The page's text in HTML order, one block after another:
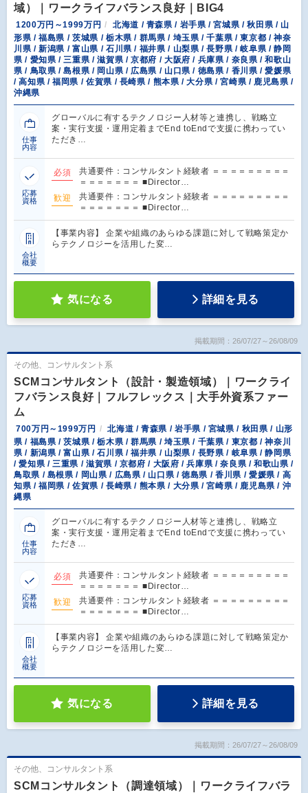
域）｜ワークライフバランス良好｜BIG4
1200万円～1999万円
北海道 / 青森県 / 岩手県 / 宮城県 / 秋田県 / 山
形県 / 福島県 / 茨城県 / 栃木県 / 群馬県 / 埼玉県 / 千葉県 / 東京都 / 神奈
川県 / 新潟県 / 富山県 / 石川県 / 福井県 / 山梨県 / 長野県 / 岐阜県 / 静岡
県 / 愛知県 / 三重県 / 滋賀県 / 京都府 / 大阪府 / 兵庫県 / 奈良県 / 和歌山
県 / 鳥取県 / 島根県 / 岡山県 / 広島県 / 山口県 / 徳島県 / 香川県 / 愛媛県
/ 高知県 / 福岡県 / 佐賀県 / 長崎県 / 熊本県 / 大分県 / 宮崎県 / 鹿児島県 /
沖縄県
仕事
内容
グローバルに有するテクノロジー人材等と連携し、戦略立
案・実行支援・運用定着までEnd toEndで支援に携わってい
ただき…
応募
資格
必須
共通要件：コンサルタント経験者 ＝＝＝＝＝＝＝＝＝
＝＝＝＝＝＝＝ ■Director…
歓迎
共通要件：コンサルタント経験者 ＝＝＝＝＝＝＝＝＝
＝＝＝＝＝＝＝ ■Director…
会社
概要
【事業内容】 企業や組織のあらゆる課題に対して戦略策定か
らテクノロジーを活用した変…
気になる 詳細を見る
掲載期間：26/07/27～26/08/09
その他、コンサルタント系
SCMコンサルタント（設計・製造領域）｜ワークライ
フバランス良好｜フルフレックス｜大手外資系ファー
ム
700万円～1999万円
北海道 / 青森県 / 岩手県 / 宮城県 / 秋田県 / 山形
県 / 福島県 / 茨城県 / 栃木県 / 群馬県 / 埼玉県 / 千葉県 / 東京都 / 神奈川
県 / 新潟県 / 富山県 / 石川県 / 福井県 / 山梨県 / 長野県 / 岐阜県 / 静岡県
/ 愛知県 / 三重県 / 滋賀県 / 京都府 / 大阪府 / 兵庫県 / 奈良県 / 和歌山県 /
鳥取県 / 島根県 / 岡山県 / 広島県 / 山口県 / 徳島県 / 香川県 / 愛媛県 / 高
知県 / 福岡県 / 佐賀県 / 長崎県 / 熊本県 / 大分県 / 宮崎県 / 鹿児島県 / 沖
縄県
仕事
内容
グローバルに有するテクノロジー人材等と連携し、戦略立
案・実行支援・運用定着までEnd toEndで支援に携わってい
ただき…
応募
資格
必須
共通要件：コンサルタント経験者 ＝＝＝＝＝＝＝＝＝
＝＝＝＝＝＝＝ ■Director…
歓迎
共通要件：コンサルタント経験者 ＝＝＝＝＝＝＝＝＝
＝＝＝＝＝＝＝ ■Director…
会社
概要
【事業内容】 企業や組織のあらゆる課題に対して戦略策定か
らテクノロジーを活用した変…
気になる 詳細を見る
掲載期間：26/07/27～26/08/09
その他、コンサルタント系
SCMコンサルタント（調達領域）｜ワークライフバラ